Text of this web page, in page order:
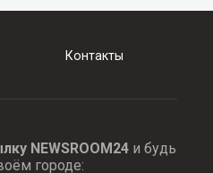
Контакты
NEWSROOM24и будь
городе: